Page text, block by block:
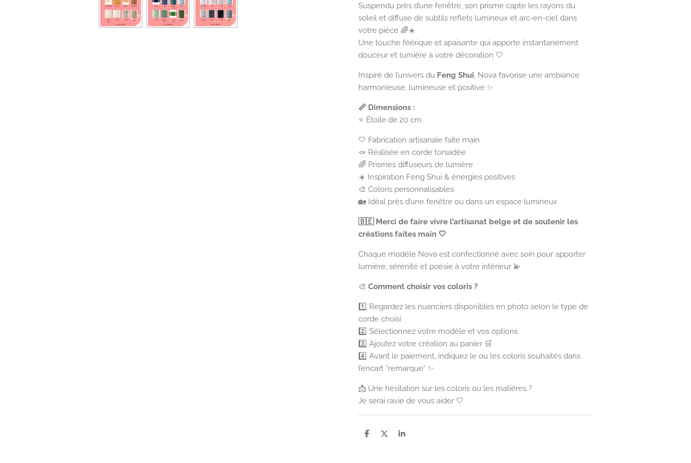
Suspendu près d’une fenêtre, son prisme capte les rayons du
soleil et diffuse de subtils reflets lumineux et arc-en-ciel dans
votre pièce 🌈☀️
Une touche féérique et apaisante qui apporte instantanément
douceur et lumière à votre décoration 🤍
Inspiré de l’univers du Feng Shui, Nova favorise une ambiance
harmonieuse, lumineuse et positive ✨
📏 Dimensions :
⭐ Étoile de 20 cm
🤍 Fabrication artisanale faite main
🪢 Réalisée en corde torsadée
🌈 Prismes diffuseurs de lumière
☀️ Inspiration Feng Shui & énergies positives
🎨 Coloris personnalisables
🏡 Idéal près d’une fenêtre ou dans un espace lumineux
🇧🇪 Merci de faire vivre l’artisanat belge et de soutenir les
créations faites main 🤍
Chaque modèle Nova est confectionné avec soin pour apporter
lumière, sérénité et poésie à votre intérieur 💫
🎨 Comment choisir vos coloris ?
1️⃣ Regardez les nuanciers disponibles en photo selon le type de
corde choisi
2️⃣ Sélectionnez votre modèle et vos options
3️⃣ Ajoutez votre création au panier 🛒
4️⃣ Avant le paiement, indiquez le ou les coloris souhaités dans
l’encart “remarque” ✨
📩 Une hésitation sur les coloris ou les matières ?
Je serai ravie de vous aider 🤍
P
P
P